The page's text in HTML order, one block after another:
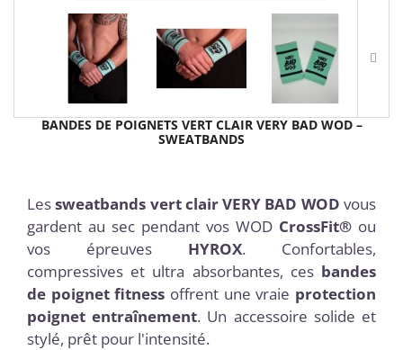
BANDES DE POIGNETS VERT CLAIR VERY BAD WOD –
SWEATBANDS
Lessweatbands vert clair VERY BAD WOD vous
gardent au sec pendant vos WOD CrossFit® ou
vos épreuves HYROX. Confortables,
compressives et ultra absorbantes, ces bandes
de poignet fitness offrent une vraie protection
poignet entraînement. Un accessoire solide et
stylé, prêt pour l'intensité.